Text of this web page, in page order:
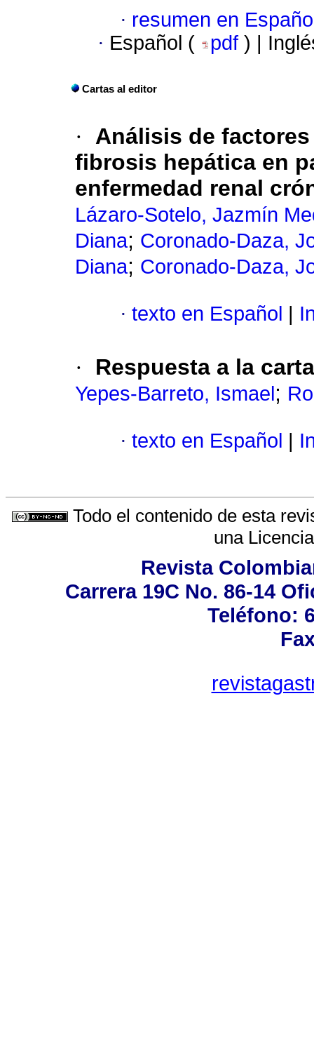
· resumen en
· Español ( pdf ) |
Cartas al editor
·
Análisis de
fibrosis hepática en
enfermedad renal
Lázaro-Sotelo, Jazmín
Diana; Coronado-Daza,
Diana; Coronado-Daza,
· texto en Español
· Respuesta a la
Yepes-Barreto, Ismael ;
· texto en Español
Todo el contenido de esta
una
Revista
Carrera 19C No. 86-14
Teléfono: